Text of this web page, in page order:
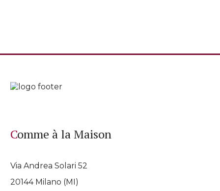
Comme à la Maison
Via Andrea Solari 52
20144 Milano (MI)